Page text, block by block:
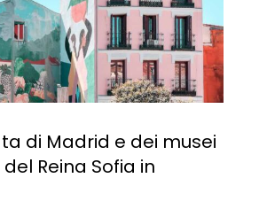
di Madrid e dei musei
Reina Sofia in